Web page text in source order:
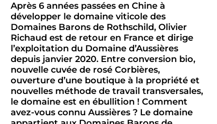
Après 6 années passées en Chine à
développer le domaine viticole des
Domaines Barons de Rothschild, Olivier
Richaud est de retour en France et dirige
l’exploitation du Domaine d’Aussières
depuis janvier 2020. Entre conversion bio,
nouvelle cuvée de rosé Corbières,
ouverture d’une boutique à la propriété et
nouvelles méthode de travail transversales,
le domaine est en ébullition ! Comment
avez-vous connu Aussières ? Le domaine